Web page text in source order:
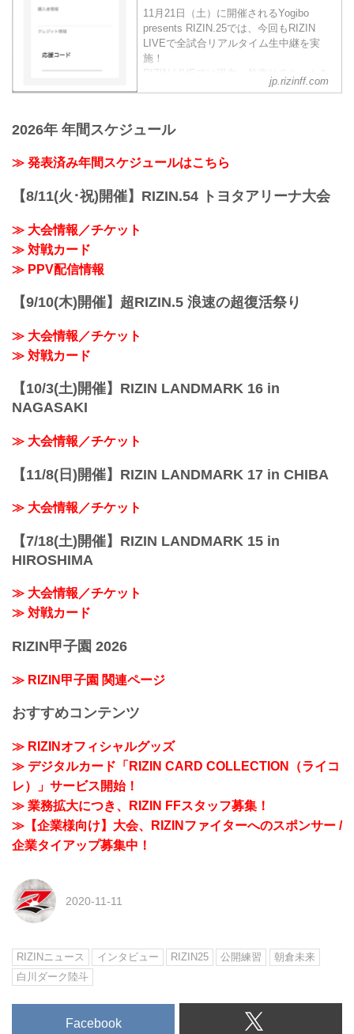
11月21日（土）に開催されるYogibo
presents RIZIN.25では、今回もRIZIN
LIVEで全試合リアルタイム生中継を実
施！
RIZIN LIVEでは現在、前売りチケットを
発売中！RIZIN LIVEで前売りチケットを
一部がその選手へ還元されるぞ！
で好きな選手の『応援コード』を入力
『応援コード』とは？
jp.rizinff.com
2026年 年間スケジュール
≫ 発表済み年間スケジュールはこちら
【8/11(火･祝)開催】RIZIN.54 トヨタアリーナ大会
≫ 大会情報／チケット
≫ 対戦カード
≫ PPV配信情報
【9/10(木)開催】超RIZIN.5 浪速の超復活祭り
≫ 大会情報／チケット
≫ 対戦カード
【10/3(土)開催】RIZIN LANDMARK 16 in
NAGASAKI
≫ 大会情報／チケット
【11/8(日)開催】RIZIN LANDMARK 17 in CHIBA
≫ 大会情報／チケット
【7/18(土)開催】RIZIN LANDMARK 15 in
HIROSHIMA
≫ 大会情報／チケット
≫ 対戦カード
RIZIN甲子園 2026
≫ RIZIN甲子園 関連ページ
おすすめコンテンツ
≫ RIZINオフィシャルグッズ
≫ デジタルカード「RIZIN CARD COLLECTION（ライコ
レ）」サービス開始！
≫ 業務拡大につき、RIZIN FFスタッフ募集！
≫【企業様向け】大会、RIZINファイターへのスポンサー /
企業タイアップ募集中！
2020-11-11
RIZINニュース インタビュー RIZIN25 公開練習
朝倉未来
白川ダーク陸斗
Facebook